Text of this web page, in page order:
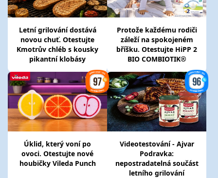
Letní grilování dostává
novou chuť. Otestujte
Kmotrův chléb s kousky
pikantní klobásy
Protože každému rodiči
záleží na spokojeném
bříšku. Otestujte HiPP 2
BIO COMBIOTIK®
Úklid, který voní po
ovoci. Otestujte nové
houbičky Vileda Punch
Videotestování - Ajvar
Podravka:
nepostradatelná součást
letního grilování